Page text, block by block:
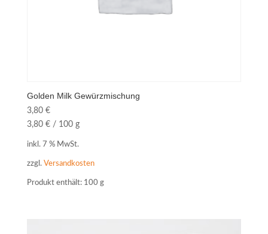
Golden Milk Gewürzmischung
3,80 €
3,80 €/ 100 g
inkl. 7 % MwSt.
zzgl. Versandkosten
Produkt enthält: 100 g